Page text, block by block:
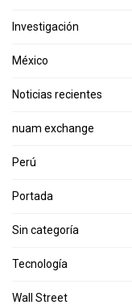
Investigación
México
Noticias recientes
nuam exchange
Perú
Portada
Sin categoría
Tecnología
Wall Street